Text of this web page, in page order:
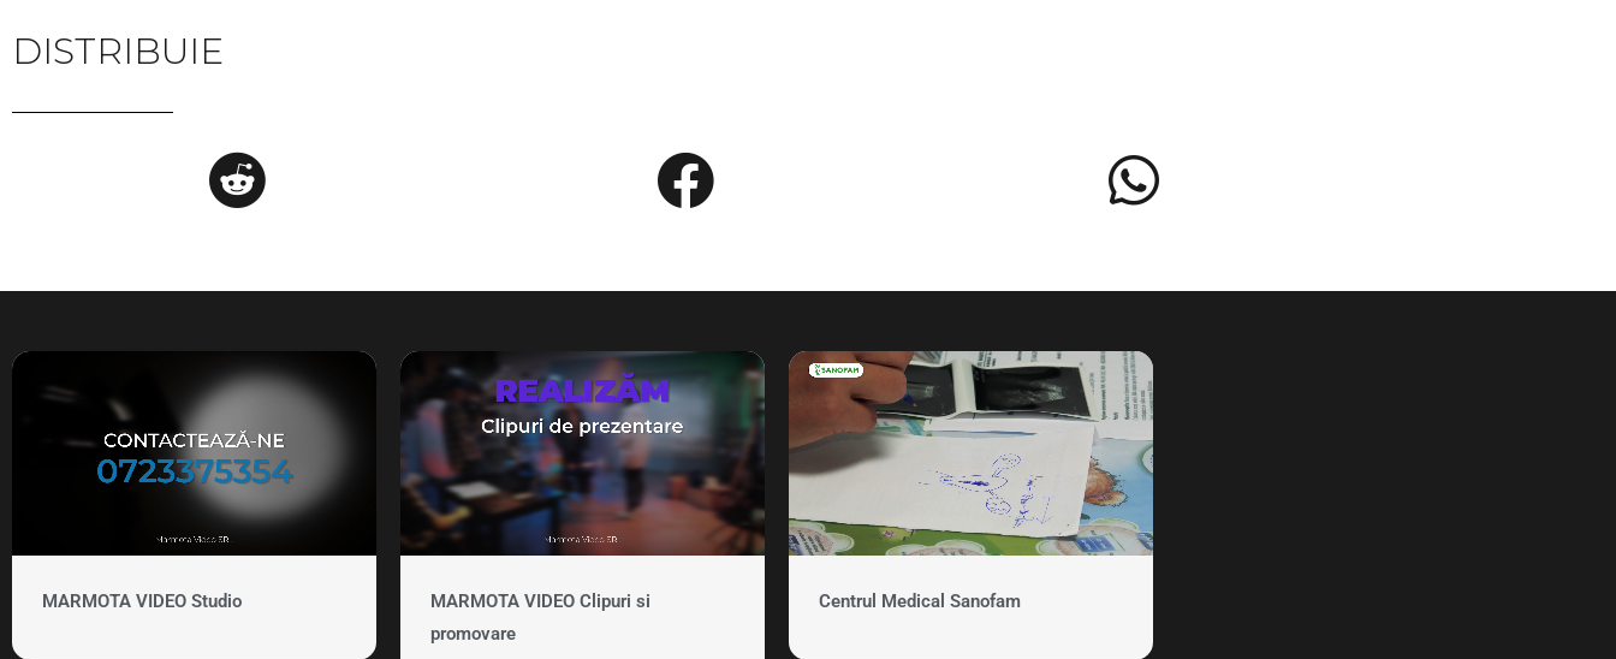
DISTRIBUIE
MARMOTA VIDEO Studio
MARMOTA VIDEO Clipuri si
promovare
Centrul Medical Sanofam